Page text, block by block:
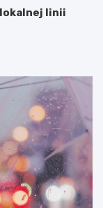
linii